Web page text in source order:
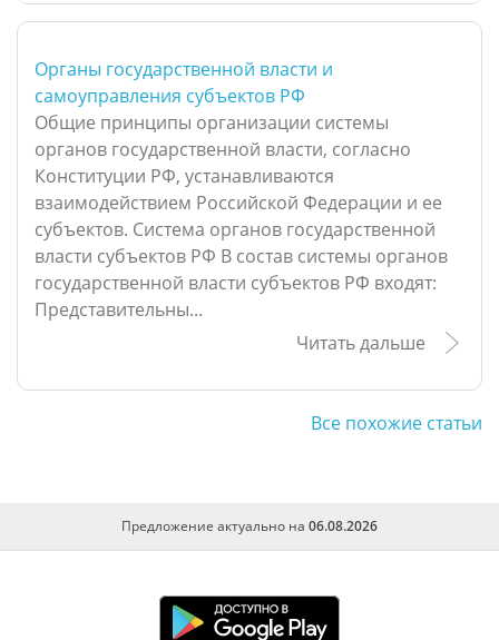
Органы государственной власти и
самоуправления субъектов РФ
Общие принципы организации системы
органов государственной власти, согласно
Конституции РФ, устанавливаются
взаимодействием Российской Федерации и ее
субъектов. Система органов государственной
власти субъектов РФ В состав системы органов
государственной власти субъектов РФ входят:
Представительны...
Читать дальше
Все похожие статьи
Предложение актуально на 06.08.2026